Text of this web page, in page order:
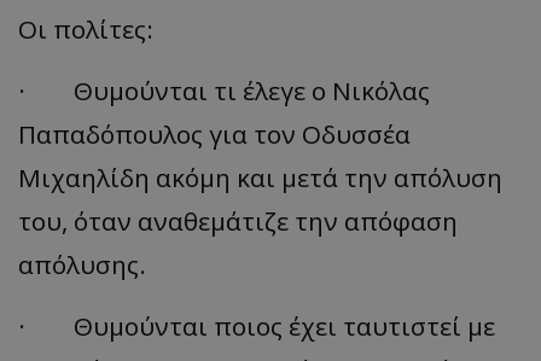
Οι πολίτες:
· Θυμούνται τι έλεγε ο Νικόλας
Παπαδόπουλος για τον Οδυσσέα
Μιχαηλίδη ακόμη και μετά την απόλυση
του, όταν αναθεμάτιζε την απόφαση
απόλυσης.
· Θυμούνται ποιος έχει ταυτιστεί με